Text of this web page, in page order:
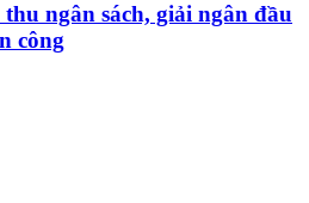
ngân sách, giải ngân đầu
công